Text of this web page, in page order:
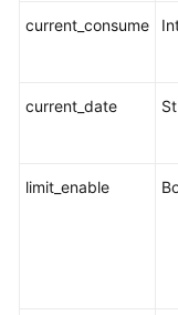
除
-
current_consume
current_date
limit_enable